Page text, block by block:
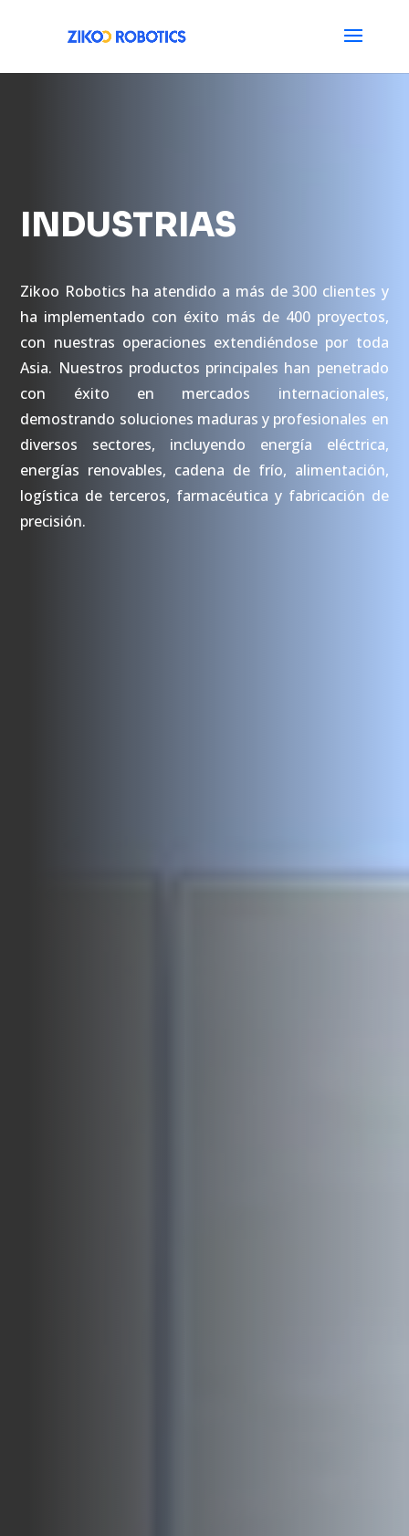
INDUSTRIAS
Zikoo Robotics ha atendido a más de 300 clientes y
ha implementado con éxito más de 400 proyectos,
con nuestras operaciones extendiéndose por toda
Asia. Nuestros productos principales han penetrado
con éxito en mercados internacionales,
demostrando soluciones maduras y profesionales en
diversos sectores, incluyendo energía eléctrica,
energías renovables, cadena de frío, alimentación,
logística de terceros, farmacéutica y fabricación de
precisión.